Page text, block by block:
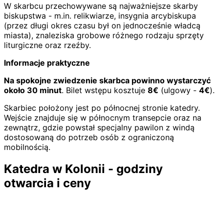
W skarbcu przechowywane są najważniejsze skarby
biskupstwa - m.in. relikwiarze, insygnia arcybiskupa
(przez długi okres czasu był on jednocześnie władcą
miasta), znaleziska grobowe różnego rodzaju sprzęty
liturgiczne oraz rzeźby.
Informacje praktyczne
Na spokojne zwiedzenie skarbca powinno wystarczyć
około 30 minut. Bilet wstępu kosztuje 8€ (ulgowy - 4€).
Skarbiec położony jest po północnej stronie katedry.
Wejście znajduje się w północnym transepcie oraz na
zewnątrz, gdzie powstał specjalny pawilon z windą
dostosowaną do potrzeb osób z ograniczoną
mobilnością.
Katedra w Kolonii - godziny
otwarcia i ceny